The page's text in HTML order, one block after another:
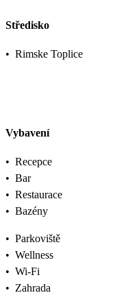
Středisko
• Rimske Toplice
Vybavení
• Recepce
• Bar
• Restaurace
• Bazény
• Parkoviště
• Wellness
• Wi-Fi
• Zahrada